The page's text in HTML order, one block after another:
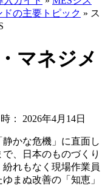
の主要トピック » ス
マネジメ
： 2026年4月14日
かな危機」に直面し
、日本のものづくり
れもなく現場作業員
まぬ改善の「知恵」